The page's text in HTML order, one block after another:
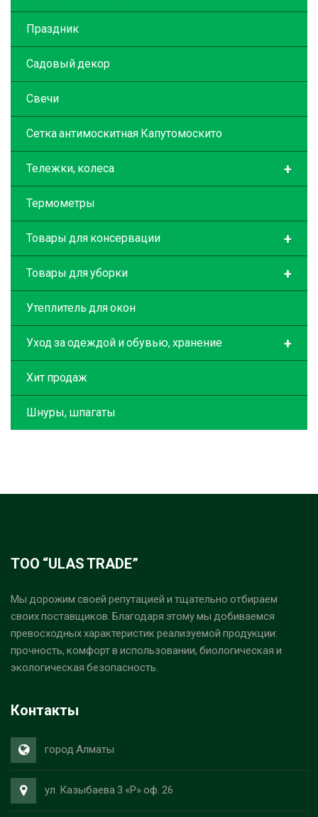
Праздник
Садовый декор
Свечи
Сетка антимоскитная Капутомоскито
+
Тележки, колеса
Термометры
+
Товары для консервации
+
Товары для уборки
Утеплитель для окон
+
Уход за одеждой и обувью, хранение
Хит продаж
Шнуры, шпагаты
ТОО “ULAS TRADE”
Мы дорожим своей репутацией и тщательно отбираем
своих поставщиков. Благодаря этому мы добиваемся
превосходных характеристик реализуемой продукции:
прочность, комфорт в использовании, биологическая и
экологическая безопасность.
Контакты
город Алматы
ул. Казыбаева 3 «Р» оф. 26